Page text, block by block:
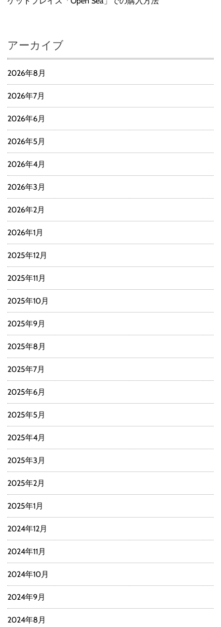
アーカイブ
2026年8月
2026年7月
2026年6月
2026年5月
2026年4月
2026年3月
2026年2月
2026年1月
2025年12月
2025年11月
2025年10月
2025年9月
2025年8月
2025年7月
2025年6月
2025年5月
2025年4月
2025年3月
2025年2月
2025年1月
2024年12月
2024年11月
2024年10月
2024年9月
2024年8月